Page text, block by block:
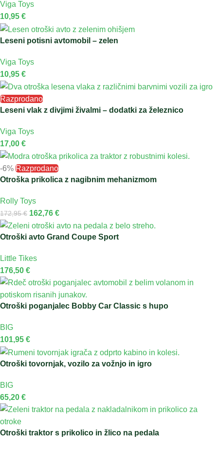
Viga Toys
10,95 €
Leseni potisni avtomobil – zelen
Viga Toys
10,95 €
Razprodano
Leseni vlak z divjimi živalmi – dodatki za železnico
Viga Toys
17,00 €
-6% Razprodano
Otroška prikolica z nagibnim mehanizmom
Rolly Toys
172,95€ 162,76 €
Otroški avto Grand Coupe Sport
Little Tikes
176,50 €
Otroški poganjalec Bobby Car Classic s hupo
BIG
101,95 €
Otroški tovornjak, vozilo za vožnjo in igro
BIG
65,20 €
Otroški traktor s prikolico in žlico na pedala